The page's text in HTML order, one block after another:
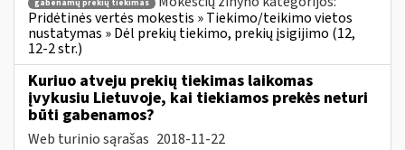
gabenamų prekių tiekimas
Pridėtinės vertės mokestis » Tiekimo/teikimo vietos
nustatymas » Dėl prekių tiekimo, prekių įsigijimo (12,
12-2 str.)
Kuriuo atveju prekių tiekimas laikomas
įvykusiu Lietuvoje, kai tiekiamos prekės neturi
būti gabenamos?
Web turinio sąrašas 2018-11-22